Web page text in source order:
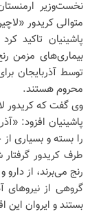
نخست‌وزیر
متوالی کریدور
پاشینیان تاکید
بیماری‌های مزمن
توسط آذربایجان
محروم هستند.
وی گفت که کریدور
پاشینیان افزود:
را بسته و بسیاری
طرف کریدور
رنج می‌برند، از
گروهی از نیروهای
بستند و ایروان